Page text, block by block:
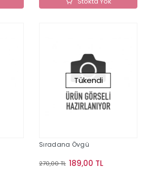
Tükendi
Sıradana Övgü
270,00 TL 189,00 TL